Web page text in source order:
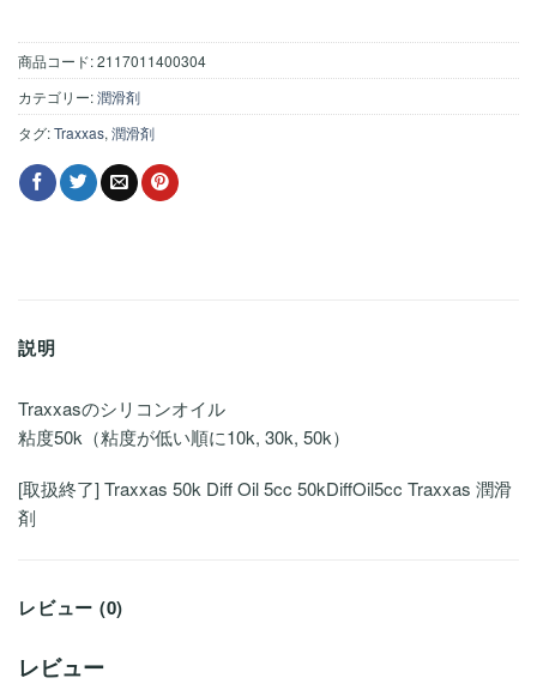
商品コード:2117011400304
カテゴリー:潤滑剤
タグ:Traxxas, 潤滑剤
説明
Traxxasのシリコンオイル
粘度50k（粘度が低い順に10k, 30k, 50k）
[取扱終了] Traxxas 50k Diff Oil 5cc 50kDiffOil5cc Traxxas 潤滑
剤
レビュー (0)
レビュー